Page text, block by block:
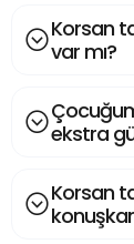
Korsan
var mı?
ekstra
Korsan